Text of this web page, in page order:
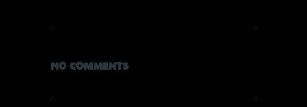
NO COMMENTS